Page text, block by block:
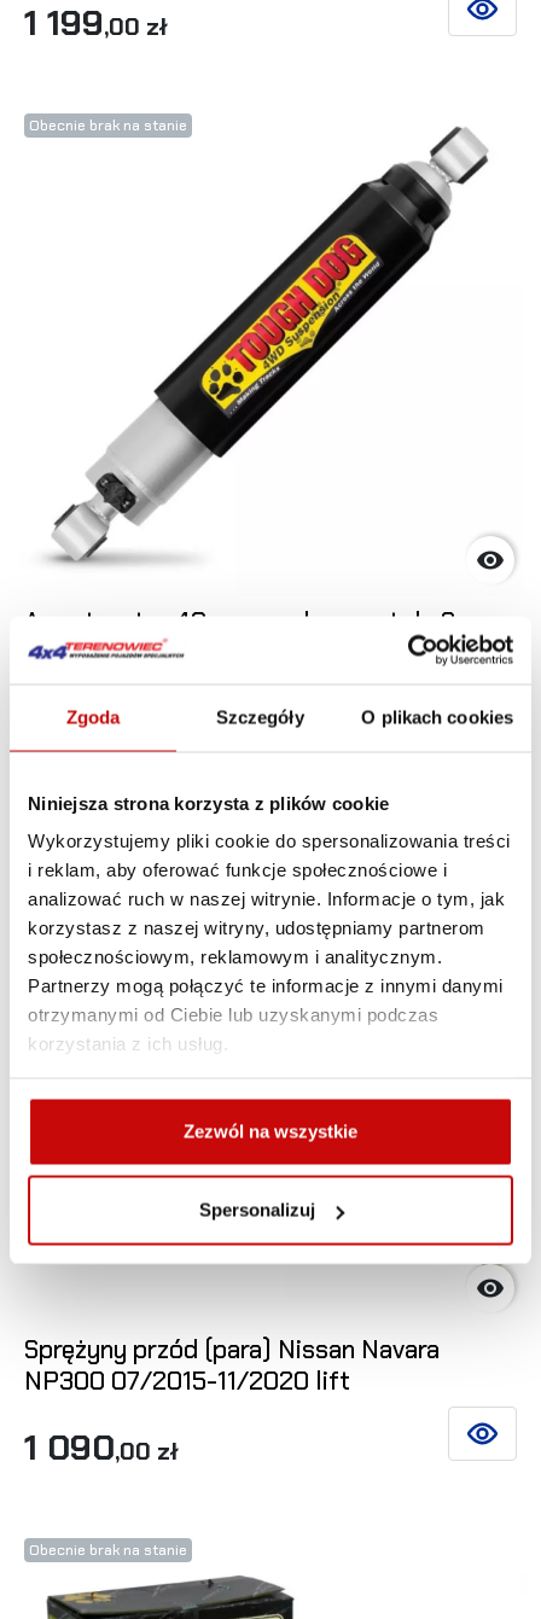
Zgoda Szczegóły O plikach cookies
Niniejsza strona korzysta z plików cookie
Wykorzystujemy pliki cookie do spersonalizowania treści
i reklam, aby oferować funkcje społecznościowe i
analizować ruch w naszej witrynie. Informacje o tym, jak
korzystasz z naszej witryny, udostępniamy partnerom
społecznościowym, reklamowym i analitycznym.
Partnerzy mogą połączyć te informacje z innymi danymi
otrzymanymi od Ciebie lub uzyskanymi podczas
korzystania z ich usług.
Zezwól na wszystkie
Spersonalizuj
1 199,00 zł ZOBACZ
Obecnie brak na stanie

Amortyzator 40mm regulowany tył x2
Nissan Navara NP300 07/2015-11/2020
810,00 zł
Obecnie brak na stanie

Sprężyny przód (para) Nissan Navara
NP300 07/2015-11/2020 lift
1 090,00 zł ZOBACZ
Obecnie brak na stanie